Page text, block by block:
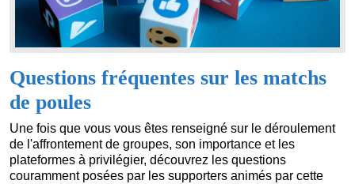
Questions fréquentes sur les matchs
de poules
Une fois que vous vous êtes renseigné sur le déroulement
de l'affrontement de groupes, son importance et les
plateformes à privilégier, découvrez les questions
couramment posées par les supporters animés par cette